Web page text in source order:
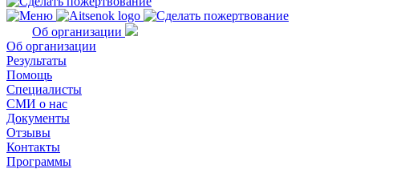
Об организации
Об организации
Результаты
Помощь
Специалисты
СМИ о нас
Документы
Отзывы
Контакты
Программы